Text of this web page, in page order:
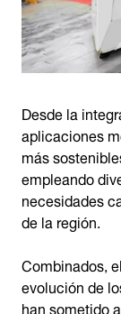
Desde la
aplicaciones
más
empleando
necesidades
de la región.
Combinados,
evolución de
han sometido